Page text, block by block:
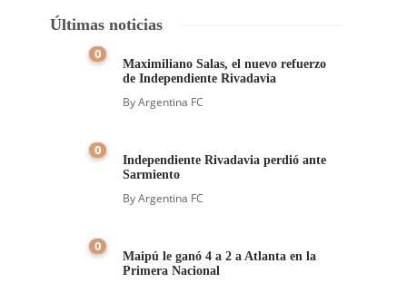
Últimas noticias
0
Maximiliano Salas, el nuevo refuerzo
de Independiente Rivadavia
ByArgentina FC
0
Independiente Rivadavia perdió ante
Sarmiento
ByArgentina FC
0
Maipú le ganó 4 a 2 a Atlanta en la
Primera Nacional